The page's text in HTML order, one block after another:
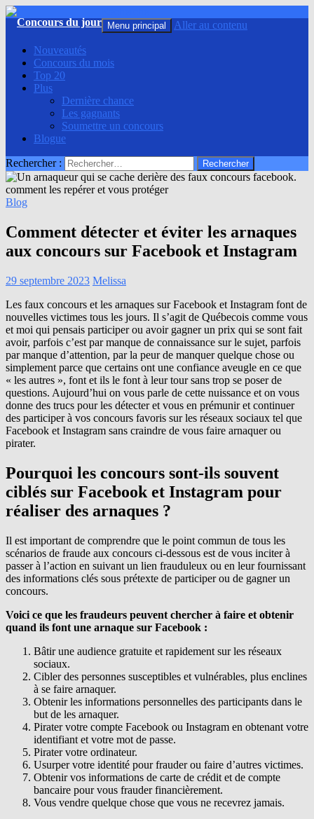
Menu principal Aller au contenu
Nouveautés
Concours du mois
Top 20
Plus
Dernière chance
Les gagnants
Soumettre un concours
Blogue
Rechercher :
Blog
Comment détecter et éviter les arnaques
aux concours sur Facebook et Instagram
29 septembre 2023 Melissa
Les faux concours et les arnaques sur Facebook et Instagram font de
nouvelles victimes tous les jours. Il s’agit de Québecois comme vous
et moi qui pensais participer ou avoir gagner un prix qui se sont fait
avoir, parfois c’est par manque de connaissance sur le sujet, parfois
par manque d’attention, par la peur de manquer quelque chose ou
simplement parce que certains ont une confiance aveugle en ce que
« les autres », font et ils le font à leur tour sans trop se poser de
questions. Aujourd’hui on vous parle de cette nuissance et on vous
donne des trucs pour les détecter et vous en prémunir et continuer
des participer à vos concours favoris sur les réseaux sociaux tel que
Facebook et Instagram sans craindre de vous faire arnaquer ou
pirater.
Pourquoi les concours sont-ils souvent
ciblés sur Facebook et Instagram pour
réaliser des arnaques ?
Il est important de comprendre que le point commun de tous les
scénarios de fraude aux concours ci-dessous est de vous inciter à
passer à l’action en suivant un lien frauduleux ou en leur fournissant
des informations clés sous prétexte de participer ou de gagner un
concours.
Voici ce que les fraudeurs peuvent chercher à faire et obtenir
quand ils font une arnaque sur Facebook :
Bâtir une audience gratuite et rapidement sur les réseaux
sociaux.
Cibler des personnes susceptibles et vulnérables, plus enclines
à se faire arnaquer.
Obtenir les informations personnelles des participants dans le
but de les arnaquer.
Pirater votre compte Facebook ou Instagram en obtenant votre
identifiant et votre mot de passe.
Pirater votre ordinateur.
Usurper votre identité pour frauder ou faire d’autres victimes.
Obtenir vos informations de carte de crédit et de compte
bancaire pour vous frauder financièrement.
Vous vendre quelque chose que vous ne recevrez jamais.